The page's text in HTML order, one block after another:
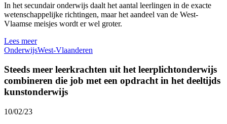
In het secundair onderwijs daalt het aantal leerlingen in de exacte
wetenschappelijke richtingen, maar het aandeel van de West-
Vlaamse meisjes wordt er wel groter.
Lees meer
OnderwijsWest-Vlaanderen
Steeds meer leerkrachten uit het leerplichtonderwijs
combineren die job met een opdracht in het deeltijds
kunstonderwijs
10/02/23